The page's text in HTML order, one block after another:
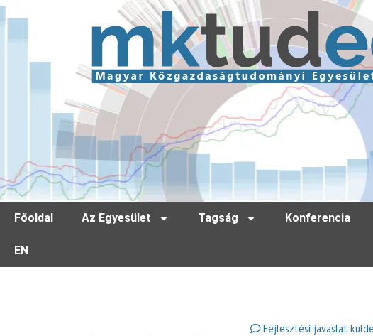
Főoldal Az Egyesület Tagság Konferencia
EN
Fejlesztési javaslat